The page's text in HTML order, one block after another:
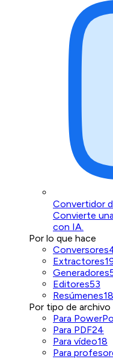
Convertidor
Convierte
con IA.
Por lo que hace
Conversores
Extractores
Generadores
Editores53
Resúmenes18
Por tipo de archivo
Para
Para PDF24
Para vídeo18
Para